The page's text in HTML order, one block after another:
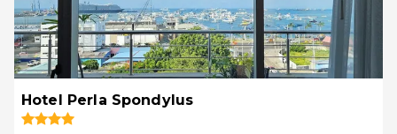
Hotel Perla Spondylus